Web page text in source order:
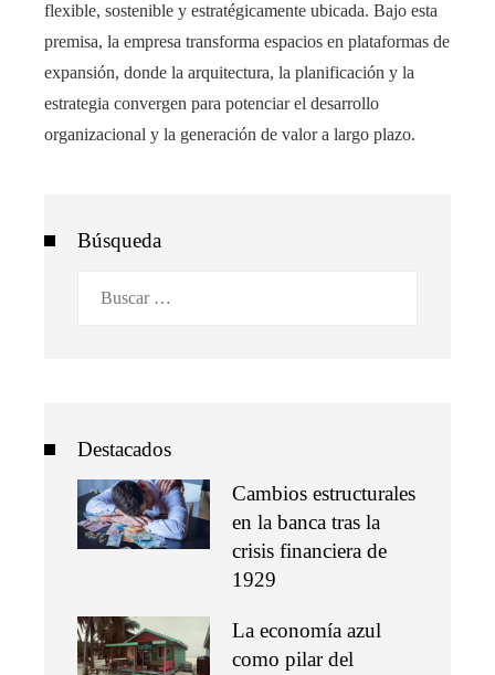
flexible, sostenible y estratégicamente ubicada. Bajo esta
premisa, la empresa transforma espacios en plataformas de
expansión, donde la arquitectura, la planificación y la
estrategia convergen para potenciar el desarrollo
organizacional y la generación de valor a largo plazo.
Búsqueda
Destacados
Cambios estructurales
en la banca tras la
crisis financiera de
1929
La economía azul
como pilar del